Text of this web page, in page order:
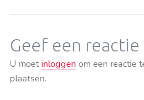
Geef een reactie
U moet inloggen om een reactie
plaatsen.